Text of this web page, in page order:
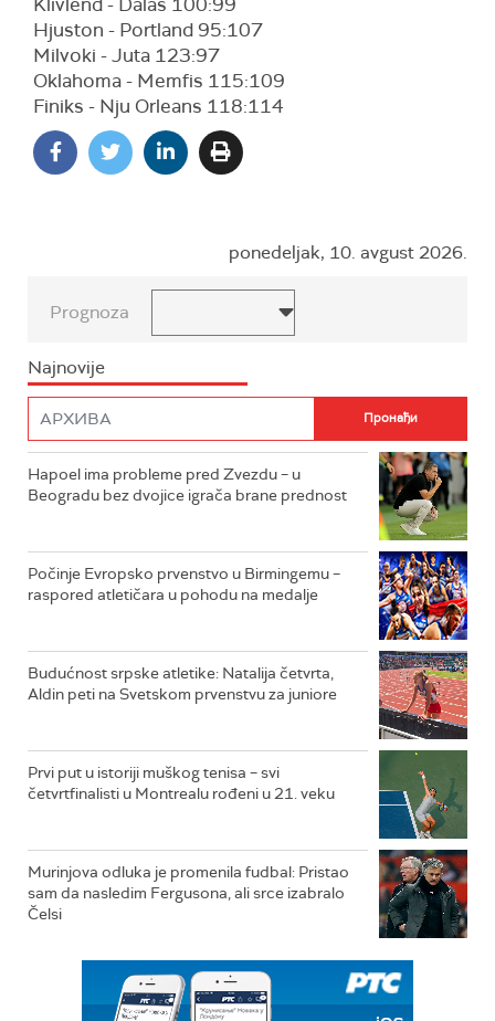
Hjuston - Portland 95:107
Milvoki - Juta 123:97
Oklahoma - Memfis 115:109
Finiks - Nju Orleans 118:114
ponedeljak, 10. avgust 2026.
Prognoza
Najnovije
Hapoel ima probleme pred Zvezdu – u
Beogradu bez dvojice igrača brane prednost
Počinje Evropsko prvenstvo u Birmingemu –
raspored atletičara u pohodu na medalje
Budućnost srpske atletike: Natalija četvrta,
Aldin peti na Svetskom prvenstvu za juniore
Prvi put u istoriji muškog tenisa – svi
četvrtfinalisti u Montrealu rođeni u 21. veku
Murinjova odluka je promenila fudbal: Pristao
sam da nasledim Fergusona, ali srce izabralo
Čelsi